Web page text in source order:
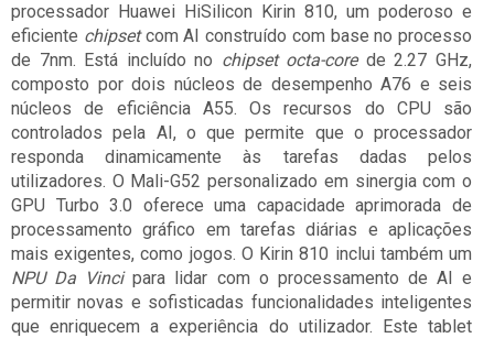
processador Huawei HiSilicon Kirin 810, um poderoso e
eficiente chipsetcomAI construído com base no processo
de 7nm. Está incluído no chipset octa-corede 2.27 GHz,
composto por dois núcleos de desempenho A76 e seis
núcleos de eficiência A55. Os recursos do CPU são
controlados pela AI, o que permite que o processador
responda dinamicamente às tarefas dadas pelos
utilizadores. O Mali-G52 personalizado em sinergia com o
GPU Turbo 3.0 oferece uma capacidade aprimorada de
processamento gráfico em tarefas diárias e aplicações
mais exigentes, como jogos. O Kirin 810 inclui também um
NPU Da Vincipara lidar com o processamento de AI e
permitir novas e sofisticadas funcionalidades inteligentes
que enriquecem a experiência do utilizador. Este tablet